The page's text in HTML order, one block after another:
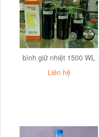
bình giữ nhiệt 1500 WL
Liên hệ